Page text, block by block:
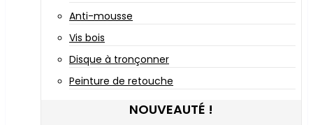
Anti-mousse
Vis bois
Disque à tronçonner
Peinture de retouche
NOUVEAUTÉ !